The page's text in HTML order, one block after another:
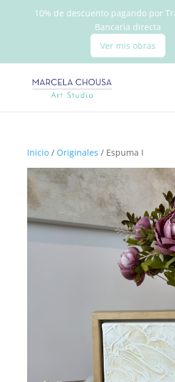
Inicio/ Originales / Espuma I
10% de descuento pagando por
Bancaria directa
Ver mis obras